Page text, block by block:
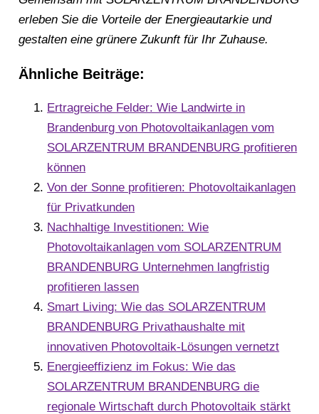
erleben Sie die Vorteile der Energieautarkie und
gestalten eine grünere Zukunft für Ihr Zuhause.
Ähnliche Beiträge:
Ertragreiche Felder: Wie Landwirte in
Brandenburg von Photovoltaikanlagen vom
SOLARZENTRUM BRANDENBURG profitieren
können
Von der Sonne profitieren: Photovoltaikanlagen
für Privatkunden
Nachhaltige Investitionen: Wie
Photovoltaikanlagen vom SOLARZENTRUM
BRANDENBURG Unternehmen langfristig
profitieren lassen
Smart Living: Wie das SOLARZENTRUM
BRANDENBURG Privathaushalte mit
innovativen Photovoltaik-Lösungen vernetzt
Energieeffizienz im Fokus: Wie das
SOLARZENTRUM BRANDENBURG die
regionale Wirtschaft durch Photovoltaik stärkt